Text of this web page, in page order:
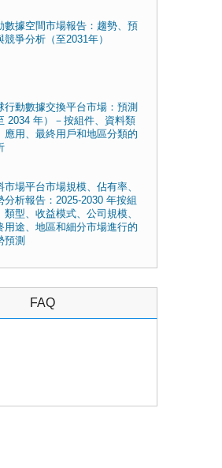
數據空間市場報告：趨勢、預
競爭分析（至2031年）
行動數據交換平台市場：預測
2034 年）－按組件、資料類
應用、最終用戶和地區分類的
市場平台市場規模、佔有率、
分析報告：2025-2030 年按組
類型、收益模式、公司規模、
用途、地區和細分市場進行的
預測
FAQ